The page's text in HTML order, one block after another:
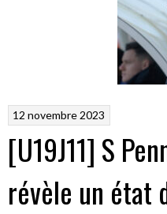
12 novembre 2023
[U19J11] S
révèle un état